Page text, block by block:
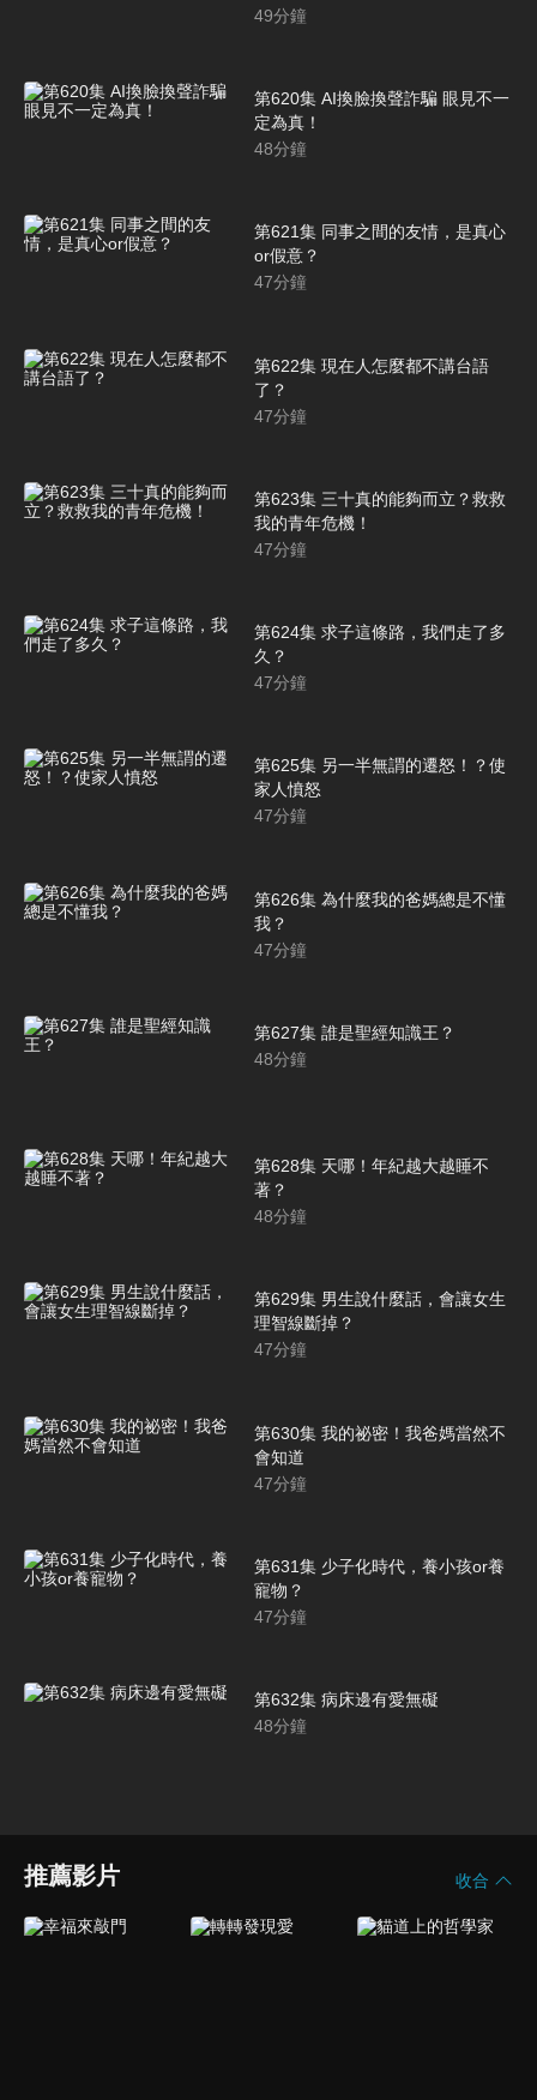
49分鐘
第620集 AI換臉換聲詐騙 眼見不一
定為真！
48分鐘
第621集 同事之間的友情，是真心
or假意？
47分鐘
第622集 現在人怎麼都不講台語
了？
47分鐘
第623集 三十真的能夠而立？救救
我的青年危機！
47分鐘
第624集 求子這條路，我們走了多
久？
47分鐘
第625集 另一半無謂的遷怒！？使
家人憤怒
47分鐘
第626集 為什麼我的爸媽總是不懂
我？
47分鐘
第627集 誰是聖經知識王？
48分鐘
第628集 天哪！年紀越大越睡不
著？
48分鐘
第629集 男生說什麼話，會讓女生
理智線斷掉？
47分鐘
第630集 我的祕密！我爸媽當然不
會知道
47分鐘
第631集 少子化時代，養小孩or養
寵物？
47分鐘
第632集 病床邊有愛無礙
48分鐘
推薦影片 收合